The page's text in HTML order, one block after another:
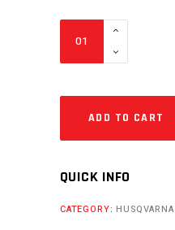
2024
quantityADD TO CART
QUICK INFO
CATEGORY: HUSQVARNA